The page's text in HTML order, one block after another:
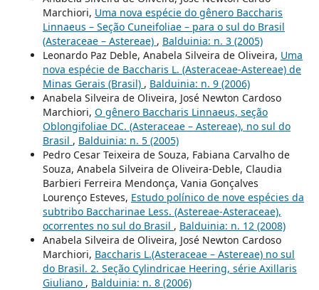
Marchiori, Uma nova espécie do gênero Baccharis
Linnaeus – Seção Cuneifoliae – para o sul do Brasil
(Asteraceae – Astereae) , Balduinia: n. 3 (2005)
Leonardo Paz Deble, Anabela Silveira de Oliveira, Uma
nova espécie de Baccharis L. (Asteraceae-Astereae) de
Minas Gerais (Brasil) , Balduinia: n. 9 (2006)
Anabela Silveira de Oliveira, José Newton Cardoso
Marchiori, O gênero Baccharis Linnaeus, seção
Oblongifoliae DC. (Asteraceae – Astereae), no sul do
Brasil , Balduinia: n. 5 (2005)
Pedro Cesar Teixeira de Souza, Fabiana Carvalho de
Souza, Anabela Silveira de Oliveira-Deble, Claudia
Barbieri Ferreira Mendonça, Vania Gonçalves
Lourenço Esteves, Estudo polínico de nove espécies da
subtribo Baccharinae Less. (Astereae-Asteraceae),
ocorrentes no sul do Brasil , Balduinia: n. 12 (2008)
Anabela Silveira de Oliveira, José Newton Cardoso
Marchiori, Baccharis L.(Asteraceae – Astereae) no sul
do Brasil. 2. Seção Cylindricae Heering, série Axillaris
Giuliano , Balduinia: n. 8 (2006)